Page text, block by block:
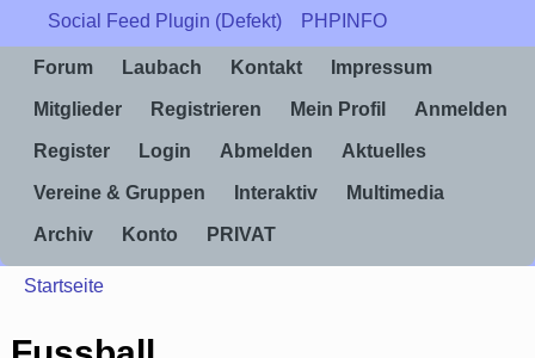
Social Feed Plugin (Defekt)
PHPINFO
Forum Laubach Kontakt Impressum
Mitglieder Registrieren Mein Profil Anmelden
Register Login Abmelden Aktuelles
Vereine & Gruppen Interaktiv Multimedia
Archiv Konto PRIVAT
Startseite